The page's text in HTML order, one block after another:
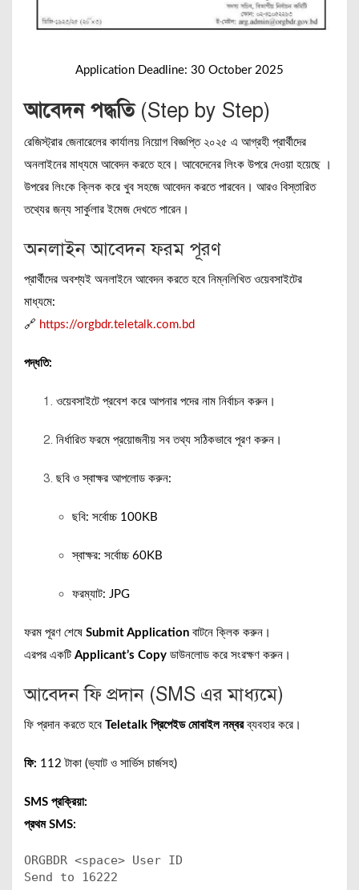
Application Deadline: 30 October 2025
আবেদন পদ্ধতি (Step by Step)
রেজিস্ট্রার জেনারেলের কার্যালয় নিয়োগ বিজ্ঞপ্তি ২০২৫ এ আগ্রহী প্রার্থীদের
অনলাইনের মাধ্যমে আবেদন করতে হবে। আবেদেনের লিংক উপরে দেওয়া হয়েছে ।
উপরের লিংকে ক্লিক করে খুব সহজে আবেদন করতে পারবেন। আরও বিস্তারিত
তথ্যের জন্য সার্কুলার ইমেজ দেখতে পারেন।
অনলাইন আবেদন ফরম পূরণ
প্রার্থীদের অবশ্যই অনলাইনে আবেদন করতে হবে নিম্নলিখিত ওয়েবসাইটের
মাধ্যমে:
🔗 https://orgbdr.teletalk.com.bd
পদ্ধতি:
ওয়েবসাইটে প্রবেশ করে আপনার পদের নাম নির্বাচন করুন।
নির্ধারিত ফরমে প্রয়োজনীয় সব তথ্য সঠিকভাবে পূরণ করুন।
ছবি ও স্বাক্ষর আপলোড করুন:
ছবি: সর্বোচ্চ 100KB
স্বাক্ষর: সর্বোচ্চ 60KB
ফরম্যাট: JPG
ফরম পূরণ শেষে Submit Application বাটনে ক্লিক করুন।
এরপর একটি Applicant’s Copy ডাউনলোড করে সংরক্ষণ করুন।
আবেদন ফি প্রদান (SMS এর মাধ্যমে)
ফি প্রদান করতে হবে Teletalk প্রিপেইড মোবাইল নম্বরব্যবহার করে।
ফি: 112 টাকা (ভ্যাট ও সার্ভিস চার্জসহ)
SMS প্রক্রিয়া:
প্রথম SMS:
ORGBDR <space> User ID
Send to 16222